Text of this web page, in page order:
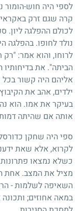
לספי היה חוש-הומור
קרה שגם זרק
לכולם ההפלגה ליון.
נולד לחופו. בהפלגה
לרוחו, והוא אמר: "רק
הביתה". את
אליהם היה קשור בכל
ילדים, אהב את
בעיקר את אמו. הוא
אותה אם שהיתה
ספי היה שחקן
לקרוא, אלא שאת
כשלא נמצאו
מציל את המצב. אחת
השאיפה לשלמות -
במאה אחוזים;